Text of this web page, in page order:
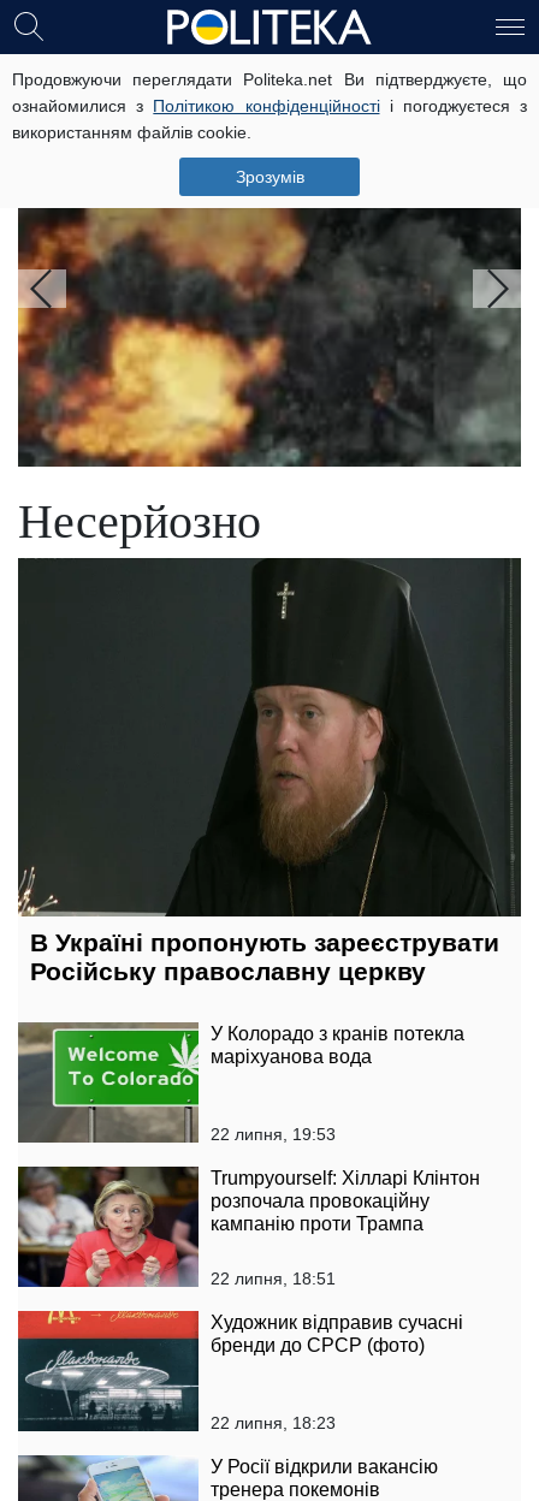
Продовжуючи переглядати Politeka.net Ви підтверджуєте, що
ознайомилися з Політикою конфіденційностіі погоджуєтеся з
використанням файлів cookie.
Зрозумів
Головні новини
Наради та боротьба силовиків:
експерт пояснив наслідки вибуху у
московському ресторані
Несерйозно
В Україні пропонують зареєструвати
Російську православну церкву
У Колорадо з кранів потекла
маріхуанова вода
22 липня, 19:53
Trumpyourself: Хілларі Клінтон
розпочала провокаційну
кампанію проти Трампа
22 липня, 18:51
Художник відправив сучасні
бренди до СРСР (фото)
22 липня, 18:23
У Росії відкрили вакансію
тренера покемонів